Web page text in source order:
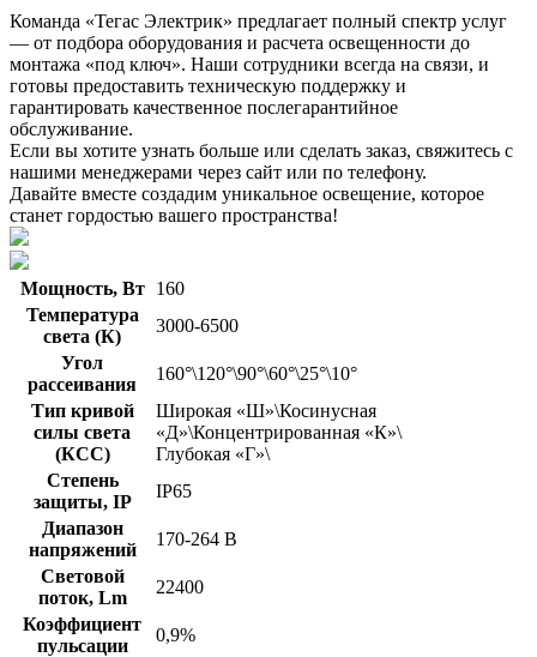
Команда «Тегас Электрик» предлагает полный спектр услуг
— от подбора оборудования и расчета освещенности до
монтажа «под ключ». Наши сотрудники всегда на связи, и
готовы предоставить техническую поддержку и
гарантировать качественное послегарантийное
обслуживание.
Если вы хотите узнать больше или сделать заказ, свяжитесь с
нашими менеджерами через сайт или по телефону.
Давайте вместе создадим уникальное освещение, которое
станет гордостью вашего пространства!
Мощность, Вт
160
Температура
света (К)
3000-6500
Угол
рассеивания
160°\120°\90°\60°\25°\10°
Тип кривой
силы света
(КСС)
Широкая «Ш»\Косинусная
«Д»\Концентрированная «К»\
Глубокая «Г»\
Степень
защиты, IP
IP65
Диапазон
напряжений
170-264 В
Световой
поток, Lm
22400
Коэффициент
пульсации
0,9%